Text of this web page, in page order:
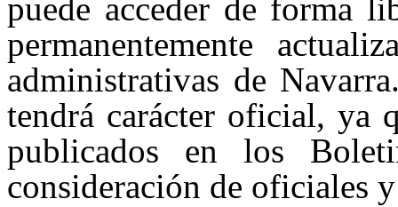
puede acceder de forma
permanentemente
administrativas de
tendrá carácter oficial, ya
publicados en los
consideración de oficiales